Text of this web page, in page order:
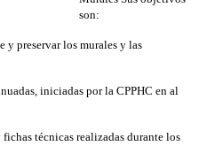
son:
y preservar los murales y las
iniciadas por la CPPHC en al
técnicas realizadas durante los